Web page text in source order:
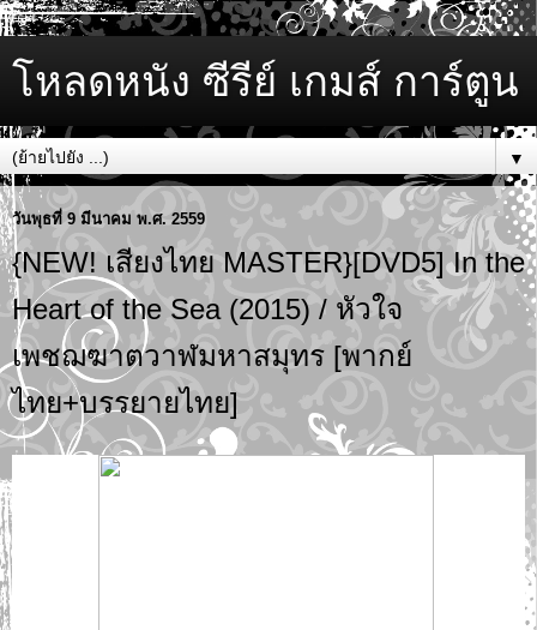
โหลดหนัง ซีรีย์ เกมส์ การ์ตูน
▼
วันพุธที่ 9 มีนาคม พ.ศ. 2559
{NEW! เสียงไทย MASTER}[DVD5] In the
Heart of the Sea (2015) / หัวใจ
เพชฌฆาตวาฬมหาสมุทร [พากย์
ไทย+บรรยายไทย]